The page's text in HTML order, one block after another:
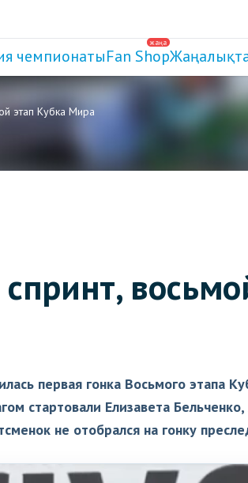
чемпионаты
жаңа
Fan Shop
этап Кубка Мира
первая гонка Восьмого этапа
стартовали Елизавета Бельченко,
не отобрался на гонку